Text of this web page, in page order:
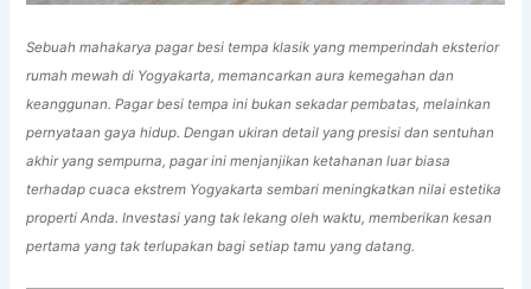
Sebuah mahakarya pagar besi tempa klasik yang memperindah eksterior
rumah mewah di Yogyakarta, memancarkan aura kemegahan dan
keanggunan. Pagar besi tempa ini bukan sekadar pembatas, melainkan
pernyataan gaya hidup. Dengan ukiran detail yang presisi dan sentuhan
akhir yang sempurna, pagar ini menjanjikan ketahanan luar biasa
terhadap cuaca ekstrem Yogyakarta sembari meningkatkan nilai estetika
properti Anda. Investasi yang tak lekang oleh waktu, memberikan kesan
pertama yang tak terlupakan bagi setiap tamu yang datang.